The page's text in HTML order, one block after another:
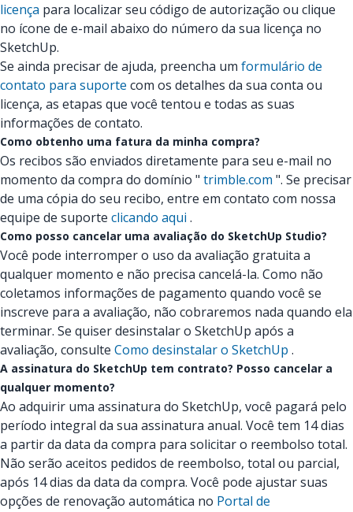
licença para localizar seu código de autorização ou clique
no ícone de e-mail abaixo do número da sua licença no
SketchUp.
Se ainda precisar de ajuda, preencha um formulário de
contato para suporte com os detalhes da sua conta ou
licença, as etapas que você tentou e todas as suas
informações de contato.
Como obtenho uma fatura da minha compra?
Os recibos são enviados diretamente para seu e-mail no
momento da compra do domínio " trimble.com ". Se precisar
de uma cópia do seu recibo, entre em contato com nossa
equipe de suporte clicando aqui .
Como posso cancelar uma avaliação do SketchUp Studio?
Você pode interromper o uso da avaliação gratuita a
qualquer momento e não precisa cancelá-la. Como não
coletamos informações de pagamento quando você se
inscreve para a avaliação, não cobraremos nada quando ela
terminar. Se quiser desinstalar o SketchUp após a
avaliação, consulte Como desinstalar o SketchUp .
A assinatura do SketchUp tem contrato? Posso cancelar a
qualquer momento?
Ao adquirir uma assinatura do SketchUp, você pagará pelo
período integral da sua assinatura anual. Você tem 14 dias
a partir da data da compra para solicitar o reembolso total.
Não serão aceitos pedidos de reembolso, total ou parcial,
após 14 dias da data da compra. Você pode ajustar suas
opções de renovação automática no Portal de